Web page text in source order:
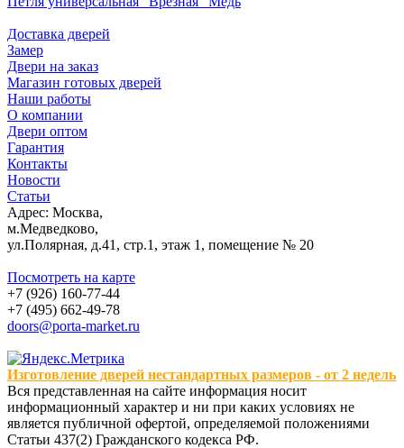
Доставка дверей
Замер
Двери на заказ
Магазин готовых дверей
Наши работы
О компании
Двери оптом
Гарантия
Контакты
Новости
Статьи
Адрес: Москва,
м.Медведково,
ул.Полярная, д.41, стр.1, этаж 1, помещение № 20
Посмотреть на карте
+7 (926) 160-77-44
+7 (495) 662-49-78
doors@porta-market.ru
Изготовление дверей нестандартных размеров - от 2 недель
Вся представленная на сайте информация носит
информационный характер и ни при каких условиях не
является публичной офертой, определяемой положениями
Статьи 437(2) Гражданского кодекса РФ.